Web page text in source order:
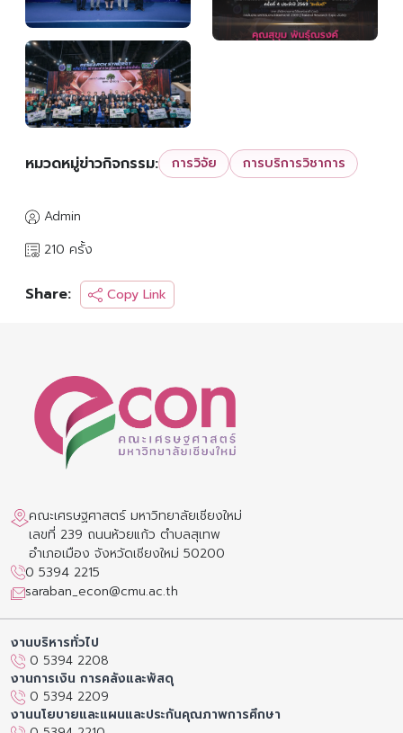
หมวดหมู่ข่าวกิจกรรม: การวิจัย การบริการวิชาการ
Admin
210 ครั้ง
Share: Copy Link
คณะเศรษฐศาสตร์ มหาวิทยาลัยเชียงใหม่
เลขที่ 239 ถนนห้วยแก้ว ตำบลสุเทพ
อำเภอเมือง จังหวัดเชียงใหม่ 50200
0 5394 2215
saraban_econ@cmu.ac.th
งานบริหารทั่วไป
0 5394 2208
งานการเงิน การคลังและพัสดุ
0 5394 2209
งานนโยบายและแผนและประกันคุณภาพการศึกษา